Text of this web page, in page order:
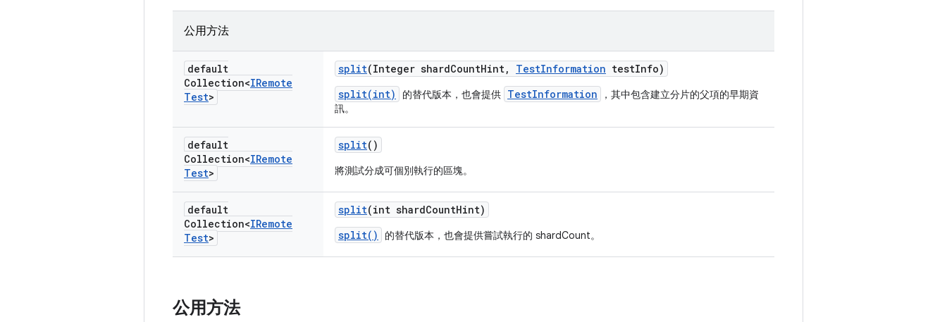
公用方法
default
Collection<IRemote
Test>
split(Integer shardCountHint, TestInformation testInfo)
split(int)
的替代版本，也會提供 TestInformation
，其中包含建立分片的父項的早期資
訊。
default
Collection<IRemote
Test>
split()
將測試分成可個別執行的區塊。
default
Collection<IRemote
Test>
split(int shardCountHint)
split()
的替代版本，也會提供嘗試執行的 shardCount。
公用方法